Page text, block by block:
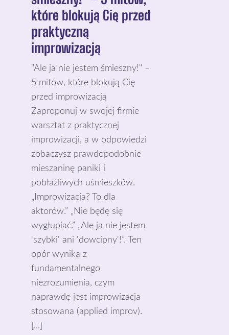
które blokują Cię przed
praktyczną
improwizacją
"Ale ja nie jestem śmieszny!" –
5 mitów, które blokują Cię
przed improwizacją
Zaproponuj w swojej firmie
warsztat z praktycznej
improwizacji, a w odpowiedzi
zobaczysz prawdopodobnie
mieszaninę paniki i
pobłażliwych uśmieszków.
„Improwizacja? To dla
aktorów.” „Nie będę się
wygłupiać.” „Ale ja nie jestem
'szybki' ani 'dowcipny'!”. Ten
opór wynika z
fundamentalnego
niezrozumienia, czym
naprawdę jest improwizacja
stosowana (applied improv).
[...]